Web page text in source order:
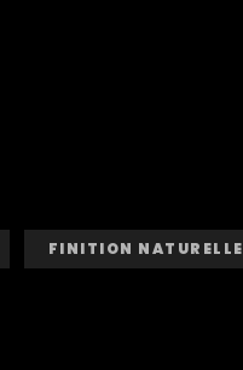
FINITION NATURELLE